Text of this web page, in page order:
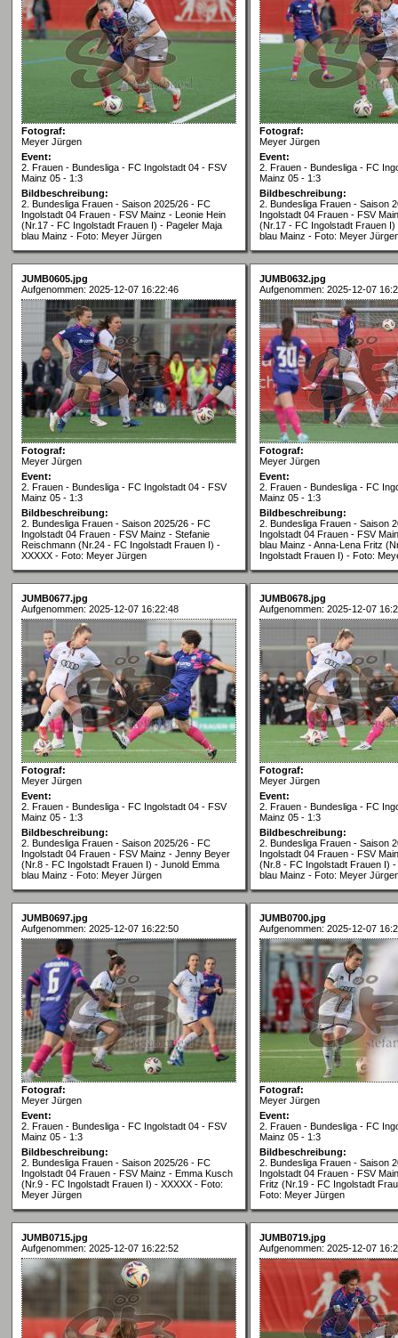
Fotograf:
Meyer Jürgen
Event:
2. Frauen - Bundesliga - FC Ingolstadt 04 - FSV
Mainz 05 - 1:3
Bildbeschreibung:
2. Bundesliga Frauen - Saison 2025/26 - FC
Ingolstadt 04 Frauen - FSV Mainz - Leonie Hein
(Nr.17 - FC Ingolstadt Frauen I) - Pageler Maja
blau Mainz - Foto: Meyer Jürgen
Fotograf:
Meyer Jürgen
Event:
2. Frauen - Bundesliga - FC
Mainz 05 - 1:3
Bildbeschreibung:
2. Bundesliga Frauen - Saison
Ingolstadt 04 Frauen - FSV
(Nr.17 - FC Ingolstadt Frauen I)
blau Mainz - Foto: Meyer
JUMB0605.jpg
Aufgenommen: 2025-12-07 16:22:46
Fotograf:
Meyer Jürgen
Event:
2. Frauen - Bundesliga - FC Ingolstadt 04 - FSV
Mainz 05 - 1:3
Bildbeschreibung:
2. Bundesliga Frauen - Saison 2025/26 - FC
Ingolstadt 04 Frauen - FSV Mainz - Stefanie
Reischmann (Nr.24 - FC Ingolstadt Frauen I) -
XXXXX - Foto: Meyer Jürgen
JUMB0632.jpg
Aufgenommen: 2025-12-07
Fotograf:
Meyer Jürgen
Event:
2. Frauen - Bundesliga - FC
Mainz 05 - 1:3
Bildbeschreibung:
2. Bundesliga Frauen - Saison
Ingolstadt 04 Frauen - FSV
blau Mainz - Anna-Lena Fritz
Ingolstadt Frauen I) - Foto:
JUMB0677.jpg
Aufgenommen: 2025-12-07 16:22:48
Fotograf:
Meyer Jürgen
Event:
2. Frauen - Bundesliga - FC Ingolstadt 04 - FSV
Mainz 05 - 1:3
Bildbeschreibung:
2. Bundesliga Frauen - Saison 2025/26 - FC
Ingolstadt 04 Frauen - FSV Mainz - Jenny Beyer
(Nr.8 - FC Ingolstadt Frauen I) - Junold Emma
blau Mainz - Foto: Meyer Jürgen
JUMB0678.jpg
Aufgenommen: 2025-12-07
Fotograf:
Meyer Jürgen
Event:
2. Frauen - Bundesliga - FC
Mainz 05 - 1:3
Bildbeschreibung:
2. Bundesliga Frauen - Saison
Ingolstadt 04 Frauen - FSV
(Nr.8 - FC Ingolstadt Frauen I)
blau Mainz - Foto: Meyer
JUMB0697.jpg
Aufgenommen: 2025-12-07 16:22:50
Fotograf:
Meyer Jürgen
Event:
2. Frauen - Bundesliga - FC Ingolstadt 04 - FSV
Mainz 05 - 1:3
Bildbeschreibung:
2. Bundesliga Frauen - Saison 2025/26 - FC
Ingolstadt 04 Frauen - FSV Mainz - Emma Kusch
(Nr.9 - FC Ingolstadt Frauen I) - XXXXX - Foto:
Meyer Jürgen
JUMB0700.jpg
Aufgenommen: 2025-12-07
Fotograf:
Meyer Jürgen
Event:
2. Frauen - Bundesliga - FC
Mainz 05 - 1:3
Bildbeschreibung:
2. Bundesliga Frauen - Saison
Ingolstadt 04 Frauen - FSV
Fritz (Nr.19 - FC Ingolstadt
Foto: Meyer Jürgen
JUMB0715.jpg
Aufgenommen: 2025-12-07 16:22:52
JUMB0719.jpg
Aufgenommen: 2025-12-07